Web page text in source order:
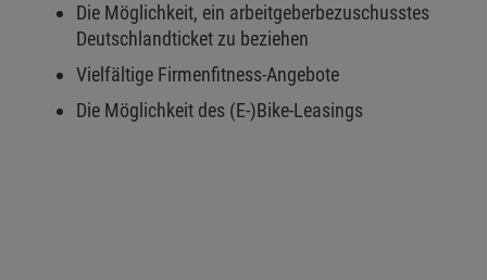
Die Möglichkeit, ein arbeitgeberbezuschusstes
Deutschlandticket zu beziehen
Vielfältige Firmenfitness-Angebote
Die Möglichkeit des (E-)Bike-Leasings